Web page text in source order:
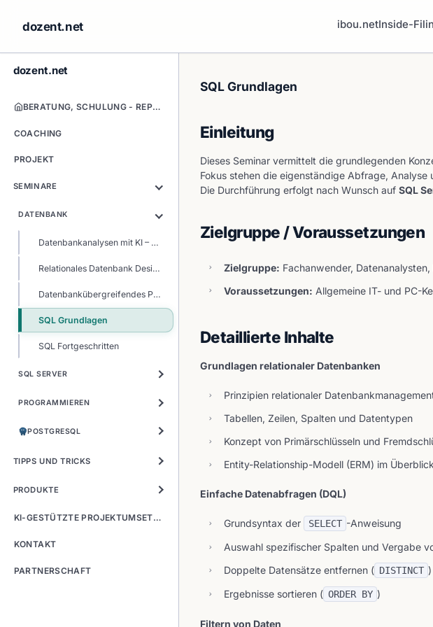
dozent.net ibou.netInside-
dozent.net
BERATUNG, SCHULUNG - REPORTING, DATENBANK & KI-PROJEKTE
COACHING
PROJEKT
SEMINARE
DATENBANK
Datenbankanalysen mit KI – SQL-Seminar mit AI
Relationales Datenbank Design
Datenbankübergreifendes Performance-Tuning
SQL Grundlagen
SQL Fortgeschritten
SQL SERVER
PROGRAMMIEREN
POSTGRESQL
TIPPS UND TRICKS
PRODUKTE
🦤
B»
»
KI-GESTÜTZTE PROJEKTUMSETZUNG
KONTAKT
PARTNERSCHAFT
SQL Grundlagen
Einleitung
Dieses Seminar vermittelt die grundlegenden
Fokus stehen die eigenständige Abfrage,
Die Durchführung erfolgt nach Wunsch auf SQL
Zielgruppe / Voraussetzungen
Zielgruppe: Fachanwender,
Voraussetzungen: Allgemeine IT- und PC-
Detaillierte Inhalte
Grundlagen relationaler Datenbanken
Prinzipien relationaler
Tabellen, Zeilen, Spalten und Datentypen
Konzept von Primärschlüsseln und
Entity-Relationship-Modell (ERM) im Überblick
Einfache Datenabfragen (DQL)
Grundsyntax der SELECT -Anweisung
Auswahl spezifischer Spalten und Vergabe
Doppelte Datensätze entfernen ( DISTINCT )
Ergebnisse sortieren ( ORDER BY )
Filtern von Daten